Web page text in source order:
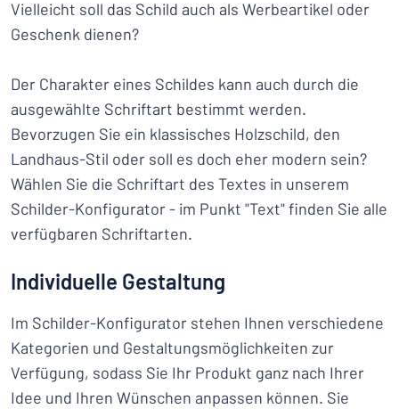
Vielleicht soll das Schild auch als Werbeartikel oder
Geschenk dienen?
Der Charakter eines Schildes kann auch durch die
ausgewählte Schriftart bestimmt werden.
Bevorzugen Sie ein klassisches Holzschild, den
Landhaus-Stil oder soll es doch eher modern sein?
Wählen Sie die Schriftart des Textes in unserem
Schilder-Konfigurator - im Punkt "Text" finden Sie alle
verfügbaren Schriftarten.
Individuelle Gestaltung
Im Schilder-Konfigurator stehen Ihnen verschiedene
Kategorien und Gestaltungsmöglichkeiten zur
Verfügung, sodass Sie Ihr Produkt ganz nach Ihrer
Idee und Ihren Wünschen anpassen können. Sie